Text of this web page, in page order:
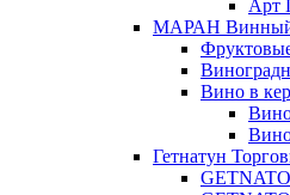
Арт
МАРАН
Вино в
Гетнатун